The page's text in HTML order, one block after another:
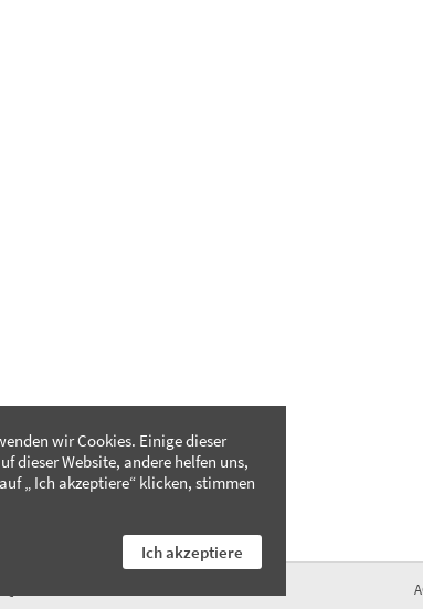
wir Cookies. Einige dieser
dieser Website, andere helfen uns,
„ Ich akzeptiere“ klicken, stimmen
Ich akzeptiere